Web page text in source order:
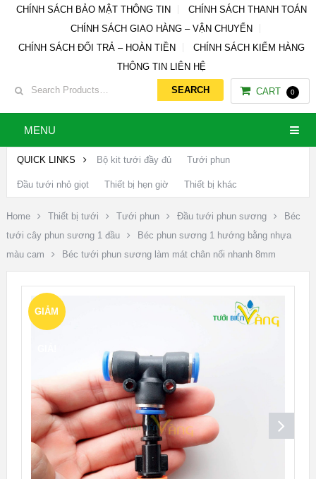
CHÍNH SÁCH BẢO MẬT THÔNG TIN
CHÍNH SÁCH THANH TOÁN
CHÍNH SÁCH GIAO HÀNG – VẬN CHUYỂN
CHÍNH SÁCH ĐỔI TRẢ – HOÀN TIỀN
CHÍNH SÁCH KIỂM HÀNG
THÔNG TIN LIÊN HỆ
CART 0
MENU
QUICK LINKS Bộ kit tưới đầy đủ Tưới phun
Đầu tưới nhỏ giọt Thiết bị hẹn giờ Thiết bị khác
Home Thiết bị tưới Tưới phun Đầu tưới phun sương
Béc
tưới cây phun sương 1 đầu
Béc phun sương 1 hướng bằng nhựa
màu cam
Béc tưới phun sương làm mát chân nối nhanh 8mm
GIẢM